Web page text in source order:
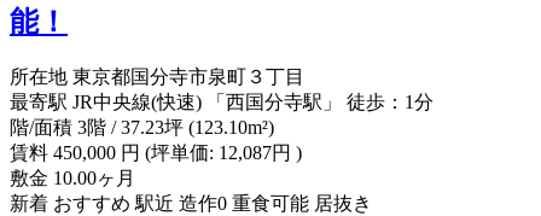
能！
所在地 東京都国分寺市泉町３丁目
最寄駅 JR中央線(快速) 「西国分寺駅」 徒歩：1分
階/面積 3階 / 37.23坪 (123.10m²)
賃料 450,000 円 (坪単価: 12,087円 )
敷金 10.00ヶ月
新着 おすすめ 駅近 造作0 重食可能 居抜き